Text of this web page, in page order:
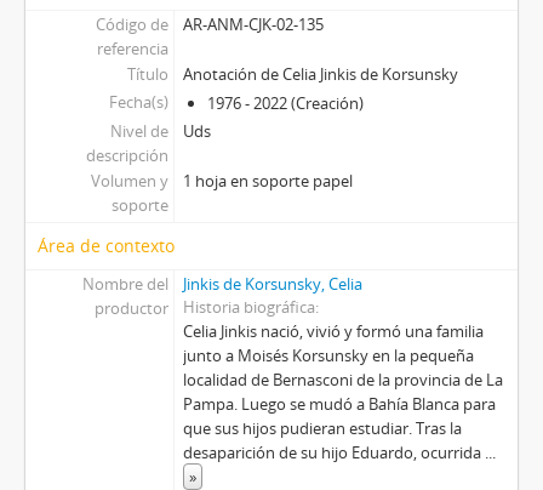
Código de
referencia
AR-ANM-CJK-02-135
Título
Anotación de Celia Jinkis de Korsunsky
Fecha(s)
1976 - 2022 (Creación)
Nivel de
descripción
Uds
Volumen y
soporte
1 hoja en soporte papel
Área de contexto
Nombre del
productor
Jinkis de Korsunsky, Celia
Historia biográfica
Celia Jinkis nació, vivió y formó una familia
junto a Moisés Korsunsky en la pequeña
localidad de Bernasconi de la provincia de La
Pampa. Luego se mudó a Bahía Blanca para
que sus hijos pudieran estudiar. Tras la
desaparición de su hijo Eduardo, ocurrida ...
»